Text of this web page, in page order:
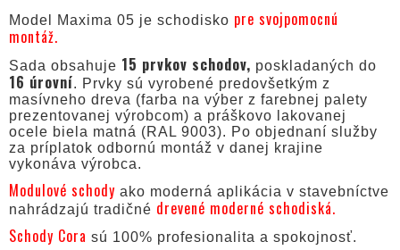
Model Maxima 05 je schodisko pre svojpomocnú
montáž.
Sada obsahuje 15 prvkov schodov, poskladaných do
16 úrovní. Prvky sú vyrobené predovšetkým z
masívneho dreva (farba na výber z farebnej palety
prezentovanej výrobcom) a práškovo lakovanej
ocele biela matná (RAL 9003). Po objednaní služby
za príplatok odbornú montáž v danej krajine
vykonáva výrobca.
Modulové schody ako moderná aplikácia v stavebníctve
nahrádzajú tradičné drevené moderné schodiská.
Schody Cora sú 100% profesionalita a spokojnosť.